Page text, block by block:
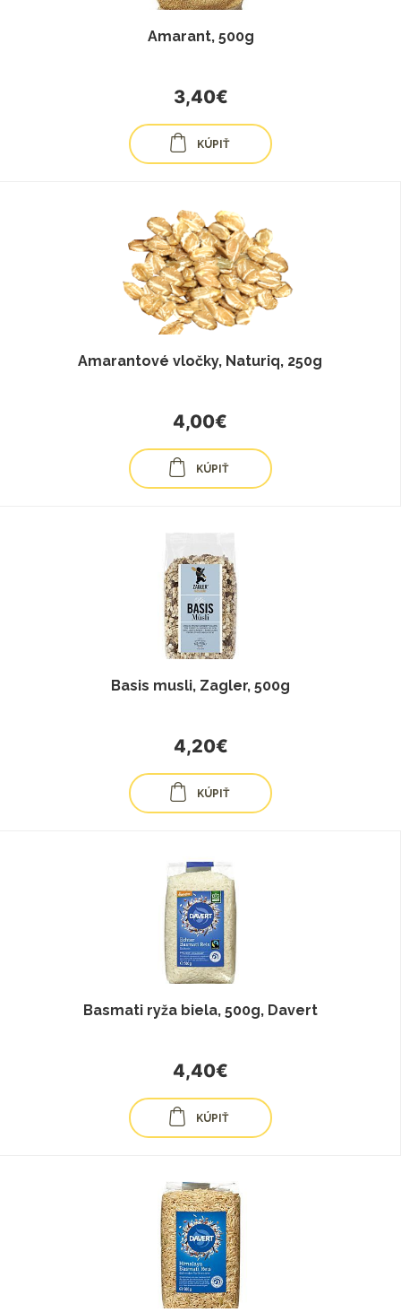
Amarant, 500g
3,40€
KÚPIŤ
Amarantové vločky, Naturiq, 250g
4,00€
KÚPIŤ
Basis musli, Zagler, 500g
4,20€
KÚPIŤ
Basmati ryža biela, 500g, Davert
4,40€
KÚPIŤ